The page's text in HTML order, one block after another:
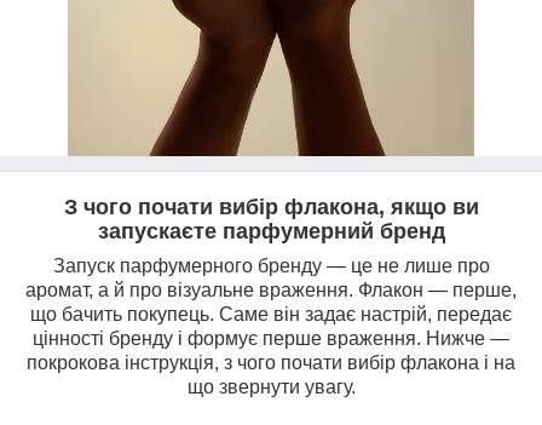
З чого почати вибір флакона, якщо ви
запускаєте парфумерний бренд
Запуск парфумерного бренду — це не лише про
аромат, а й про візуальне враження. Флакон — перше,
що бачить покупець. Саме він задає настрій, передає
цінності бренду і формує перше враження. Нижче —
покрокова інструкція, з чого почати вибір флакона і на
що звернути увагу.